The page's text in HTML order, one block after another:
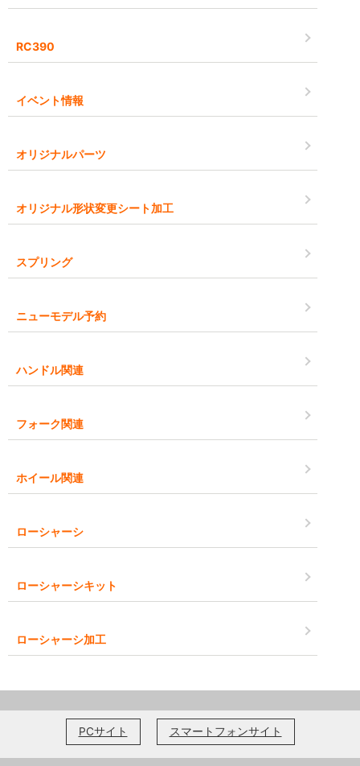
RC390
イベント情報
オリジナルパーツ
オリジナル形状変更シート加工
スプリング
ニューモデル予約
ハンドル関連
フォーク関連
ホイール関連
ローシャーシ
ローシャーシキット
ローシャーシ加工
PCサイト スマートフォンサイト